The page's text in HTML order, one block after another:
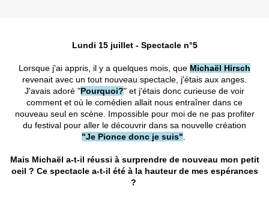
Lundi 15 juillet - Spectacle n°5
Lorsque j'ai appris, il y a quelques mois, que Michaël Hirsch
revenait avec un tout nouveau spectacle, j'étais aux anges.
J'avais adoré "Pourquoi?" et j'étais donc curieuse de voir
comment et où le comédien allait nous entraîner dans ce
nouveau seul en scène. Impossible pour moi de ne pas profiter
du festival pour aller le découvrir dans sa nouvelle création
"Je Pionce donc je suis"
Mais Michaël a-t-il réussi à surprendre de nouveau mon petit
oeil ? Ce spectacle a-t-il été à la hauteur de mes espérances
?